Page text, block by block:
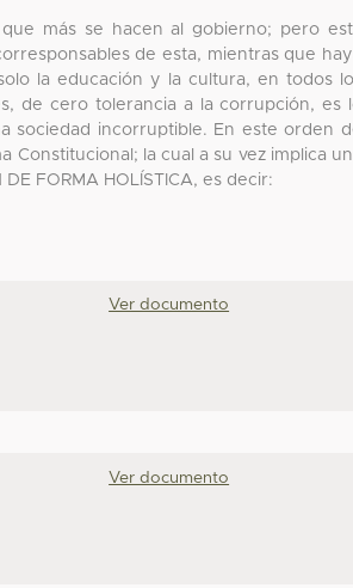
más se hacen al gobierno; pero
de esta, mientras que
la educación y la cultura, en todos
de cero tolerancia a la corrupción, es
sociedad incorruptible. En este orden
Constitucional; la cual a su vez implica
FORMA HOLÍSTICA, es decir:
Ver documento
Ver documento